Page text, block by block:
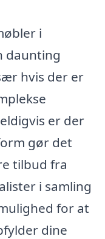
i
daunting
hvis der er
er der
gør det
tilbud fra
i samling
for at
dine